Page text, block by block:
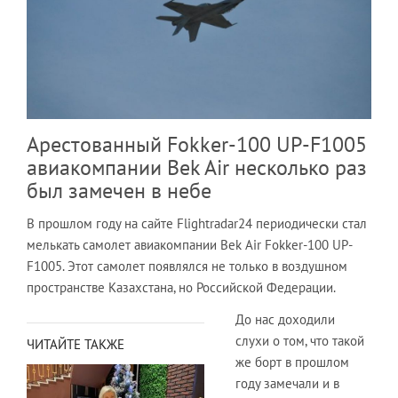
Арестованный Fokker-100 UP-F1005
авиакомпании Bek Air несколько раз
был замечен в небе
В прошлом году на сайте Flightradar24 периодически стал
мелькать самолет авиакомпании Bek Air Fokker-100 UP-
F1005. Этот самолет появлялся не только в воздушном
пространстве Казахстана, но Российской Федерации.
ЧИТАЙТЕ ТАКЖЕ
До нас доходили
слухи о том, что такой
же борт в прошлом
году замечали и в